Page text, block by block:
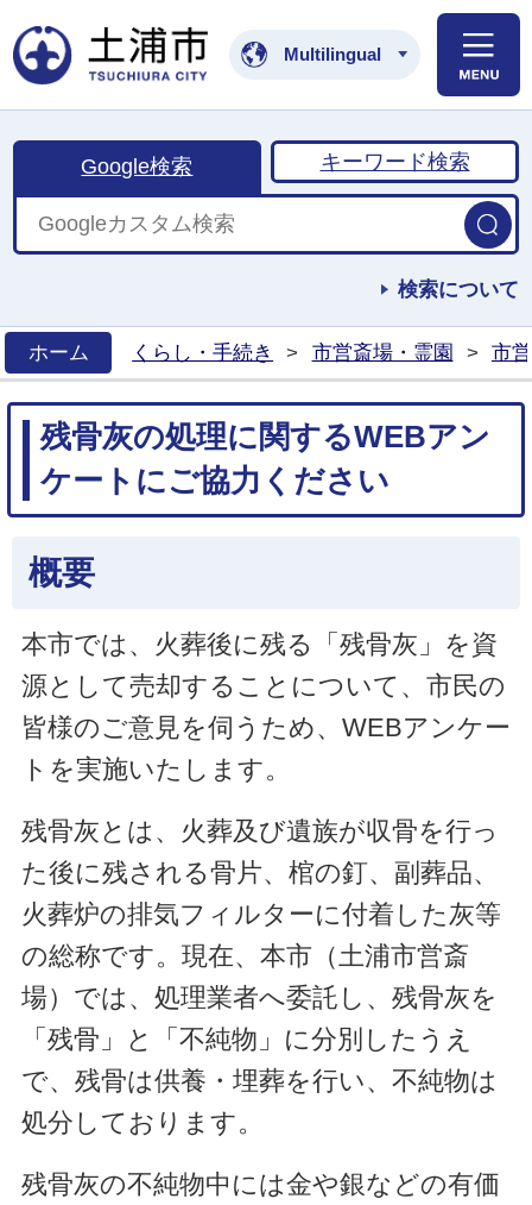
土浦市公式ホームペ
Multilingual
Google検索 キーワード検索
検索について
ホーム
くらし・手続き > 市営斎場・霊園 > 市
残骨灰の処理に関するWEBアン
ケートにご協力ください
概要
本市では、火葬後に残る「残骨灰」を資
源として売却することについて、市民の
皆様のご意見を伺うため、WEBアンケー
トを実施いたします。
残骨灰とは、火葬及び遺族が収骨を行っ
た後に残される骨片、棺の釘、副葬品、
火葬炉の排気フィルターに付着した灰等
の総称です。現在、本市（土浦市営斎
場）では、処理業者へ委託し、残骨灰を
「残骨」と「不純物」に分別したうえ
で、残骨は供養・埋葬を行い、不純物は
処分しております。
残骨灰の不純物中には金や銀などの有価